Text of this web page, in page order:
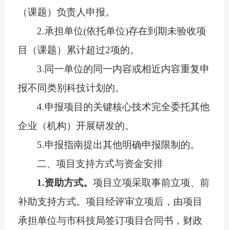
（课题）负责人申报。
2.承担单位(依托单位)存在到期未验收项
目
（课题） 累计超过2项的。
3.同一单位的同一内容或相近内容重复申
报不同类别 科技计划 的。
4.申报项目的关键核心技术完全委托其他
企业（机构）开展研发的。
5.申报指南提出其他明确申报限制的。
二、项目支持方式与资金安排
1.资助方式。项目立项采取事前立项、前
补助支持方式。项目经评审立项后，由项目
承担单位与市科技局签订项目合同书，财政